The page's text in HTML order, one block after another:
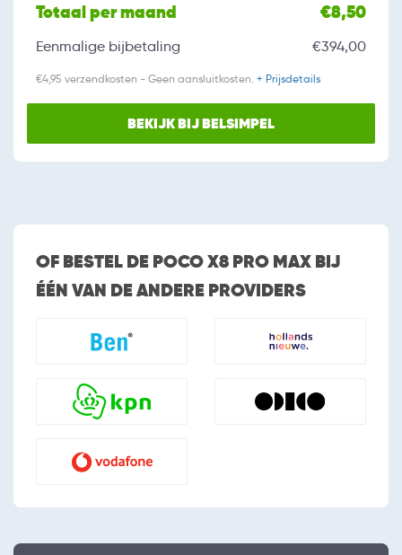
Totaal per maand €8,50
Eenmalige bijbetaling €394,00
€4,95 verzendkosten - Geen aansluitkosten. + Prijsdetails
BEKIJK BIJ BELSIMPEL
OF BESTEL DE POCO X8 PRO MAX BIJ
ÉÉN VAN DE ANDERE PROVIDERS